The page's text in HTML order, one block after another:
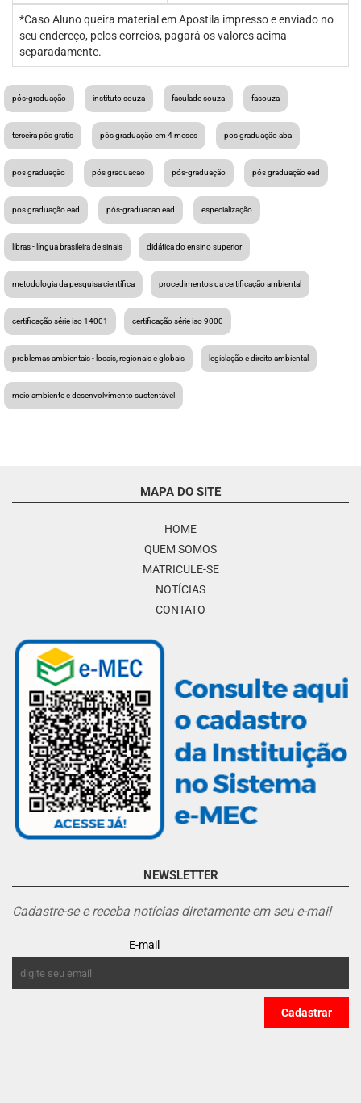
*Caso Aluno queira material em Apostila impresso e enviado no
seu endereço, pelos correios, pagará os valores acima
separadamente.
pós-graduação instituto souza faculade souza fasouza
terceira pós gratis pós graduação em 4 meses pos graduação aba
pos graduação pós graduacao pós-graduação pós graduação ead
pos graduação ead pós-graduacao ead especialização
libras - língua brasileira de sinais didática do ensino superior
metodologia da pesquisa científica procedimentos da certificação ambiental
certificação série iso 14001 certificação série iso 9000
problemas ambientais - locais, regionais e globais legislação e direito ambiental
meio ambiente e desenvolvimento sustentável
MAPA DO SITE
HOME
QUEM SOMOS
MATRICULE-SE
NOTÍCIAS
CONTATO
NEWSLETTER
Cadastre-se e receba notícias diretamente em seu e-mail
E-mail